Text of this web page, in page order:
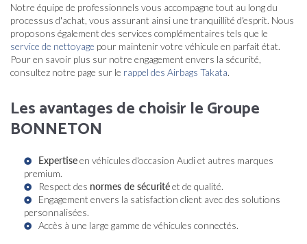
Notre équipe de professionnels vous accompagne tout au long du
processus d'achat, vous assurant ainsi une tranquillité d'esprit. Nous
proposons également des services complémentaires tels que le
service de nettoyage pour maintenir votre véhicule en parfait état.
Pour en savoir plus sur notre engagement envers la sécurité,
consultez notre page sur le rappel des Airbags Takata.
Les avantages de choisir le Groupe
BONNETON
Expertiseen véhicules d'occasion Audi et autres marques
premium.
Respect des normes de sécuritéet de qualité.
Engagement envers la satisfaction client avec des solutions
personnalisées.
Accès à une large gamme de véhicules connectés.